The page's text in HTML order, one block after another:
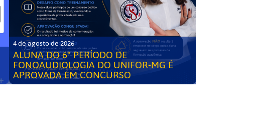
4 de agosto de 2026
ALUNA DO 6° PERÍODO DE
FONOAUDIOLOGIA DO UNIFOR-MG É
APROVADA EM CONCURSO